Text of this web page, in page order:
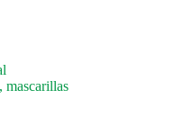
mascarillas